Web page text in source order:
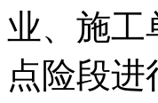
业、施工
点险段